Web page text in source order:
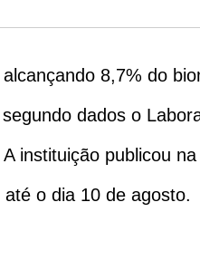
8,7% do
dados o
instituição publicou
o dia 10 de agosto.